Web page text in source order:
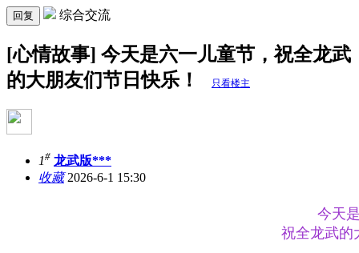
回复 综合交流
[心情故事] 今天是六一儿童节，祝全龙武
的大朋友们节日快乐！
只看楼主
1# 龙武版***
收藏2026-6-1 15:30
今天
祝全龙武的